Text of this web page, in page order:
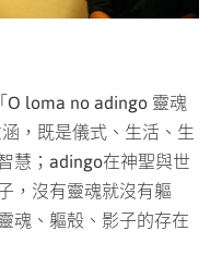
O loma no adingo 靈魂
，既是儀式、生活、生
慧；adingo在神聖與世
，沒有靈魂就沒有軀
魂、軀殼、影子的存在